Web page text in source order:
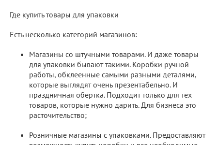
Где купить товары для упаковки
Есть несколько категорий магазинов:
Магазины со штучными товарами. И даже товары
для упаковки бывают такими. Коробки ручной
работы, обклеенные самыми разными деталями,
которые выглядят очень презентабельно. И
праздничная обертка. Подходит только для тех
товаров, которые нужно дарить. Для бизнеса это
расточительство;
Розничные магазины с упаковками. Предоставляют